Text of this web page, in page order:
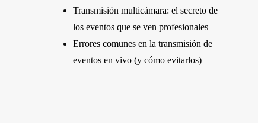
Transmisión multicámara: el secreto de
los eventos que se ven profesionales
Errores comunes en la transmisión de
eventos en vivo (y cómo evitarlos)